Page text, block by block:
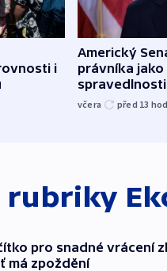
i
Americký
právníka jako
spravedlnosti
včera před 13
rubriky
pro snadné vrácení
má zpoždění